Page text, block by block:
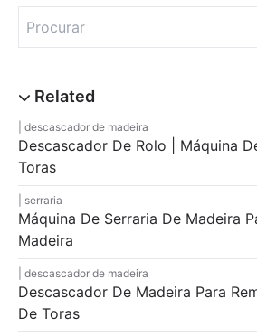
descascador de madeira
Descascador De Rolo | Máquina
Toras
serraria
Máquina De Serraria De Madeira
Madeira
descascador de madeira
Descascador De Madeira Para
De Toras